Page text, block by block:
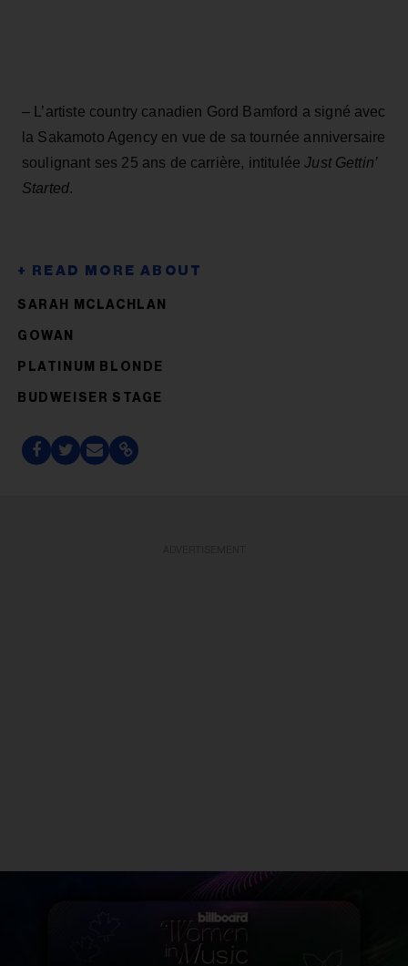
– L’artiste country canadien Gord Bamford a signé avec
la Sakamoto Agency en vue de sa tournée anniversaire
soulignant ses 25 ans de carrière, intituléeJust Gettin’
Started.
SARAH MCLACHLAN
GOWAN
PLATINUM BLONDE
BUDWEISER STAGE